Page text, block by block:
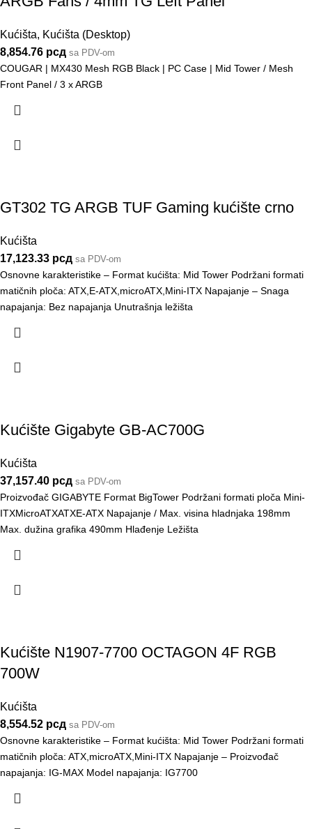
Kućišta, Kućišta (Desktop)
8,854.76 рсд sa PDV-om
COUGAR | MX430 Mesh RGB Black | PC Case | Mid Tower / Mesh
Front Panel / 3 x ARGB
GT302 TG ARGB TUF Gaming kućište crno
Kućišta
17,123.33 рсд sa PDV-om
Osnovne karakteristike – Format kućišta: Mid Tower Podržani formati
matičnih ploča: ATX,E-ATX,microATX,Mini-ITX Napajanje – Snaga
napajanja: Bez napajanja Unutrašnja ležišta
Kućište Gigabyte GB-AC700G
Kućišta
37,157.40 рсд sa PDV-om
Proizvođač GIGABYTE Format BigTower Podržani formati ploča Mini-
ITXMicroATXATXE-ATX Napajanje / Max. visina hladnjaka 198mm
Max. dužina grafika 490mm Hlađenje Ležišta
Kućište N1907-7700 OCTAGON 4F RGB
700W
Kućišta
8,554.52 рсд sa PDV-om
Osnovne karakteristike – Format kućišta: Mid Tower Podržani formati
matičnih ploča: ATX,microATX,Mini-ITX Napajanje – Proizvođač
napajanja: IG-MAX Model napajanja: IG7700